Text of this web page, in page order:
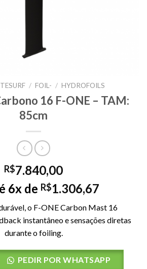
/ FOIL- / HYDROFOILS
16 F-ONE – TAM:
85cm
R$7.840,00
6x de R$1.306,67
o F-ONE Carbon Mast 16
instantâneo e sensações diretas
durante o foiling.
16 F-ONE – TAM: 85cm quantidade
PEDIR POR WHATSAPP